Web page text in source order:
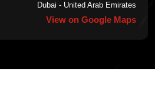
Dubai - United Arab Emirates
View on Google Maps